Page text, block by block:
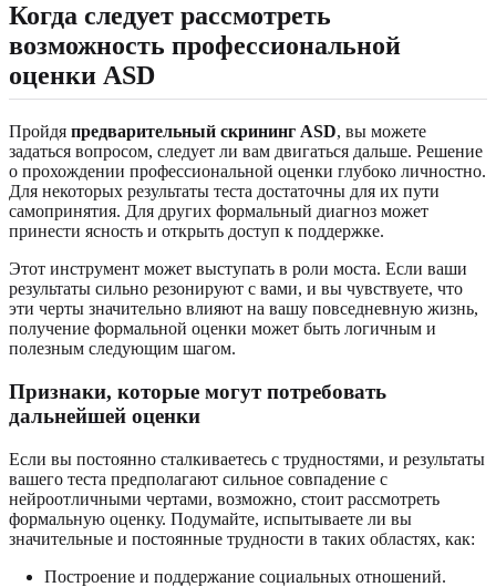
Когда следует рассмотреть
возможность профессиональной
оценки ASD
Пройдя предварительный скрининг ASD, вы можете
задаться вопросом, следует ли вам двигаться дальше. Решение
о прохождении профессиональной оценки глубоко личностно.
Для некоторых результаты теста достаточны для их пути
самопринятия. Для других формальный диагноз может
принести ясность и открыть доступ к поддержке.
Этот инструмент может выступать в роли моста. Если ваши
результаты сильно резонируют с вами, и вы чувствуете, что
эти черты значительно влияют на вашу повседневную жизнь,
получение формальной оценки может быть логичным и
полезным следующим шагом.
Признаки, которые могут потребовать
дальнейшей оценки
Если вы постоянно сталкиваетесь с трудностями, и результаты
вашего теста предполагают сильное совпадение с
нейроотличными чертами, возможно, стоит рассмотреть
формальную оценку. Подумайте, испытываете ли вы
значительные и постоянные трудности в таких областях, как:
Построение и поддержание социальных отношений.